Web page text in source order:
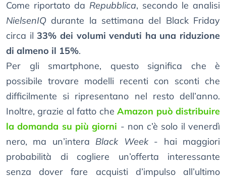
Come riportato da Repubblica, secondo le analisi
NielsenIQ durante la settimana del Black Friday
circa il33% dei volumi venduti ha una riduzione
di almeno il 15%.
Per gli smartphone, questo significa che è
possibile trovare modelli recenti con sconti che
difficilmente si ripresentano nel resto dell’anno.
Inoltre, grazie al fatto cheAmazon può distribuire
la domanda su più giorni - non c’è solo il venerdì
nero, ma un’intera Black Week- hai maggiori
probabilità di cogliere un’offerta interessante
senza dover fare acquisti d’impulso all’ultimo